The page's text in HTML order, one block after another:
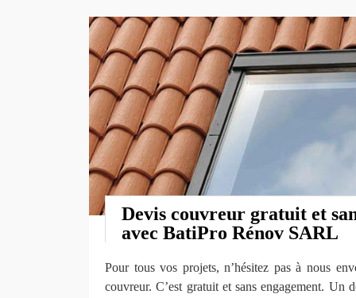
Devis couvreur gratuit et
avec BatiPro Rénov SARL
Pour tous vos projets, n’hésitez pas à nous
couvreur. C’est gratuit et sans engagement. Un